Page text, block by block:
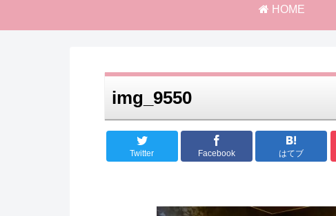
HOME
img_9550
Twitter Facebook はてブ